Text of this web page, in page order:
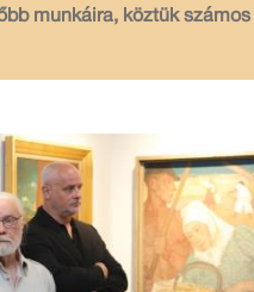
munkáira, köztük számos